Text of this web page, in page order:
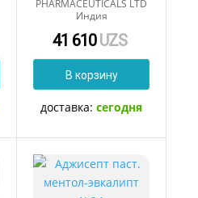
PHARMACEUTICALS LTD
Индия
41 610UZS
В корзину
доставка:сегодня